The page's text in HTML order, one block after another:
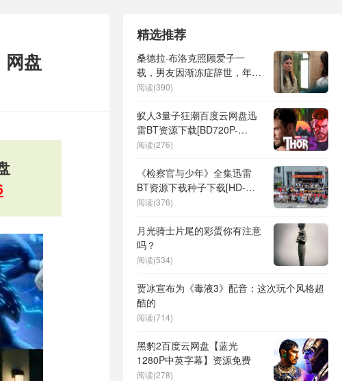
网盘
精选推荐
桑德拉·布洛克照顾爱子一
载，男友因渐冻症辞世，年仅
57岁
阅读(390)
蚁人3量子狂潮百度云网盘迅
雷BT资源下载[BD720P-
1080P中文完整版]
阅读(276)
《检察官与少年》全集迅雷
BT资源下载种子下载[HD-
1280P超清]百度云资源下载
阅读(376)
月光骑士片尾的彩蛋你有注意
吗？
阅读(534)
贾冰宣布为《毒液3》配音：这次玩个风格超
酷的
阅读(714)
黑豹2百度云网盘【蓝光
1280P中英字幕】资源免费
阅读(278)